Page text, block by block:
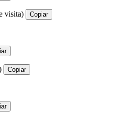
visita) Copiar
Copiar